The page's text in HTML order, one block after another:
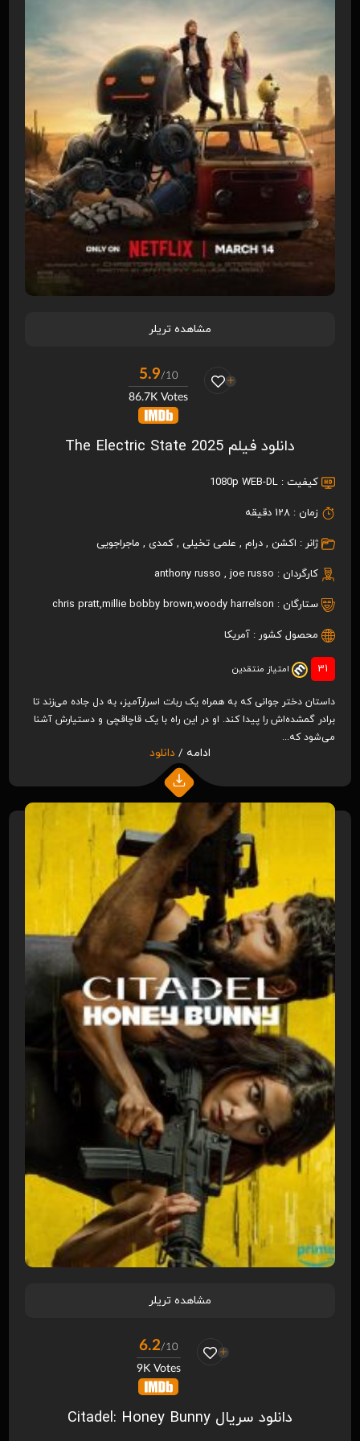
مشاهده تریلر
5.9/10
86.7K Votes
دانلود فیلم The Electric State 2025
کیفیت : 1080p WEB-DL
زمان : 128 دقیقه
ژانر : اکشن ,درام , علمی تخیلی ,کمدی , ماجراجویی
کارگردان : anthony russo , joe russo
ستارگان : chris pratt,millie bobby brown,woody harrelson
محصول کشور : آمریکا
31 امتیاز منتقدین
داستان دختر جوانی که به همراه یک ربات اسرارآمیز، به دل جاده می‌زند تا
برادر گمشده‌اش را پیدا کند. او در این راه با یک قاچاقچی و دستیارش آشنا
می‌شود که...
ادامه / دانلود
مشاهده تریلر
6.2/10
9K Votes
دانلود سریال Citadel: Honey Bunny